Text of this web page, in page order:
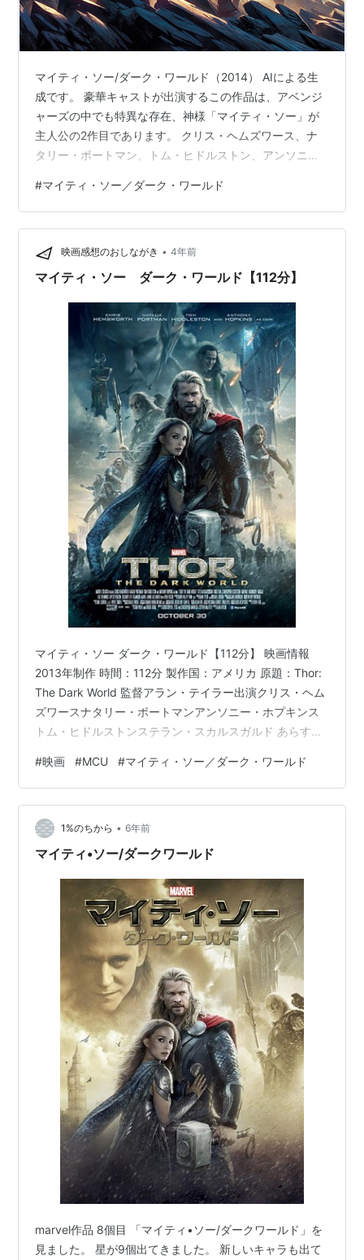
マイティ・ソー/ダーク・ワールド（2014） AIによる生
成です。 豪華キャストが出演するこの作品は、アベンジ
ャーズの中でも特異な存在、神様「マイティ・ソー」が
主人公の2作目であります。 クリス・ヘムズワース、ナ
タリー・ポートマン、トム・ヒドルストン、アンソニ
デニングス、イドリス・エルバ、レネ・ルッソが前作に
引き続き出演します。 みんなコスプレメイクなので、と
ても楽しめます。 マイティ・ソー/ダーク・ワールド
（2014） あらすじ インフィニティストーンのひとつリ
アリティストーン アベンジャーズシリーズ時系列 あらす
#マイティ・ソー／ダーク・ワールド
映画感想のおしながき • 4年前
マイティ・ソー ダーク・ワールド【112分】
マイティ・ソー ダーク・ワールド【112分】 映画情報
2013年制作 時間：112分 製作国：アメリカ 原題：Thor:
The Dark World 監督アラン・テイラー出演クリス・ヘム
ズワースナタリー・ポートマンアンソニー・ホプキンス
トム・ヒドルストンステラン・スカルスガルド あらすじ
で天文学者のジェーンが調査に向かうが、そこでジェー
ンは地球滅亡の鍵となる「ダーク・エルフ」の力を宿し
てしまう。事態を打開するため、ソーはジェーンを連れ
てアスガルドに戻るが、そのせいで家族や故郷を危機的
状況に陥れてしまう。最後の手段としてソーは、血のつ
#映画 #MCU #マイティ・ソー／ダーク・ワールド
1%のちから • 6年前
マイティ•ソー/ダークワールド
marvel作品 8個目 「マイティ•ソー/ダークワールド」を
見ました。 星が9個出てきました。 新しいキャラも出て